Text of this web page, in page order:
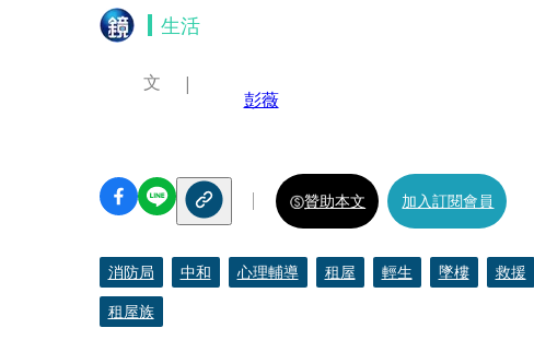
生活
文
彭薇
贊助本文 加入訂閱會員
消防局 中和 心理輔導 租屋 輕生 墜樓 救援
租屋族